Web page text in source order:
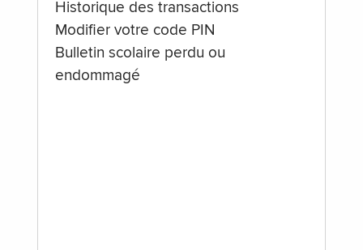
Historique des transactions
Modifier votre code PIN
Bulletin scolaire perdu ou
endommagé